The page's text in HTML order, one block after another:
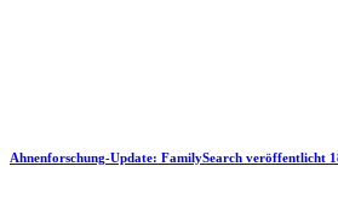
Ahnenforschung-Update: FamilySearch veröffentlicht